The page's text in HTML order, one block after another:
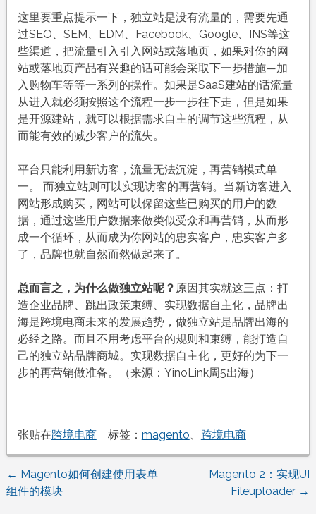
这里要重点提示一下，独立站是没有流量的，需要先通
过SEO、SEM、EDM、Facebook、Google、INS等这
些渠道，把流量引入引入网站或落地页，如果对你的网
站或落地页产品有兴趣的话可能会采取下一步措施—加
入购物车等等一系列的操作。如果是SaaS建站的话流量
从进入就必须按照这个流程一步一步往下走，但是如果
是开源建站，就可以根据需求自主的调节这些流程，从
而能有效的减少客户的流失。
平台只能利用新访客，流量无法沉淀，再营销模式单
一。 而独立站则可以实现访客的再营销。当新访客进入
网站形成购买，网站可以保留这些已购买的用户的数
据，通过这些用户数据来做类似受众和再营销，从而形
成一个循环，从而成为你网站的忠实客户，忠实客户多
了，品牌也就自然而然做起来了。
总而言之，为什么做独立站呢？ 原因其实就这三点：打
造企业品牌、跳出政策束缚、实现数据自主化，品牌出
海是跨境电商未来的发展趋势，做独立站是品牌出海的
必经之路。而且不用考虑平台的规则和束缚，能打造自
己的独立站品牌商城。实现数据自主化，更好的为下一
步的再营销做准备。（来源：YinoLink周5出海）
张贴在跨境电商 标签： magento、 跨境电商
文
← Magento如何创建使用表单
组件的模块
Magento 2：实现UI
Fileuploader →